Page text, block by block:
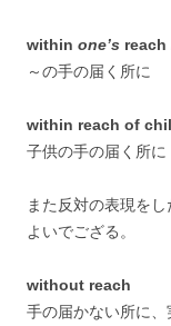
within one’s
～の手の届く所に
within reach of
子供の手の届く所に
また反対の表現を
よいでござる。
without reach
手の届かない所に